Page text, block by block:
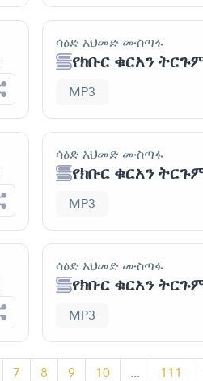
ሳዕድ አህመድ ሙስጣፋ
የክቡር ቁርአን
MP3
ሳዕድ አህመድ ሙስጣፋ
የክቡር ቁርአን
MP3
ሳዕድ አህመድ ሙስጣፋ
የክቡር ቁርአን
MP3
7 8 9 10 ... 111